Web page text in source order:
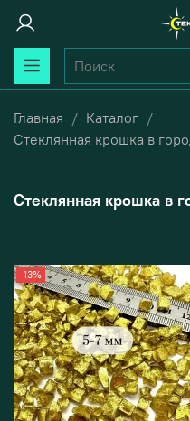
Главная
Каталог
Стеклянная крошка в
Стеклянная крошка в
-13%